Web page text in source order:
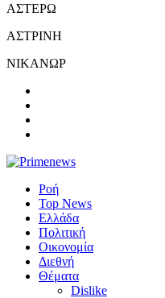
ΑΣΤΕΡΩ
ΑΣΤΡΙΝΗ
ΝΙΚΑΝΩΡ
Ροή
Top News
Ελλάδα
Πολιτική
Οικονομία
Διεθνή
Θέματα
Dislike